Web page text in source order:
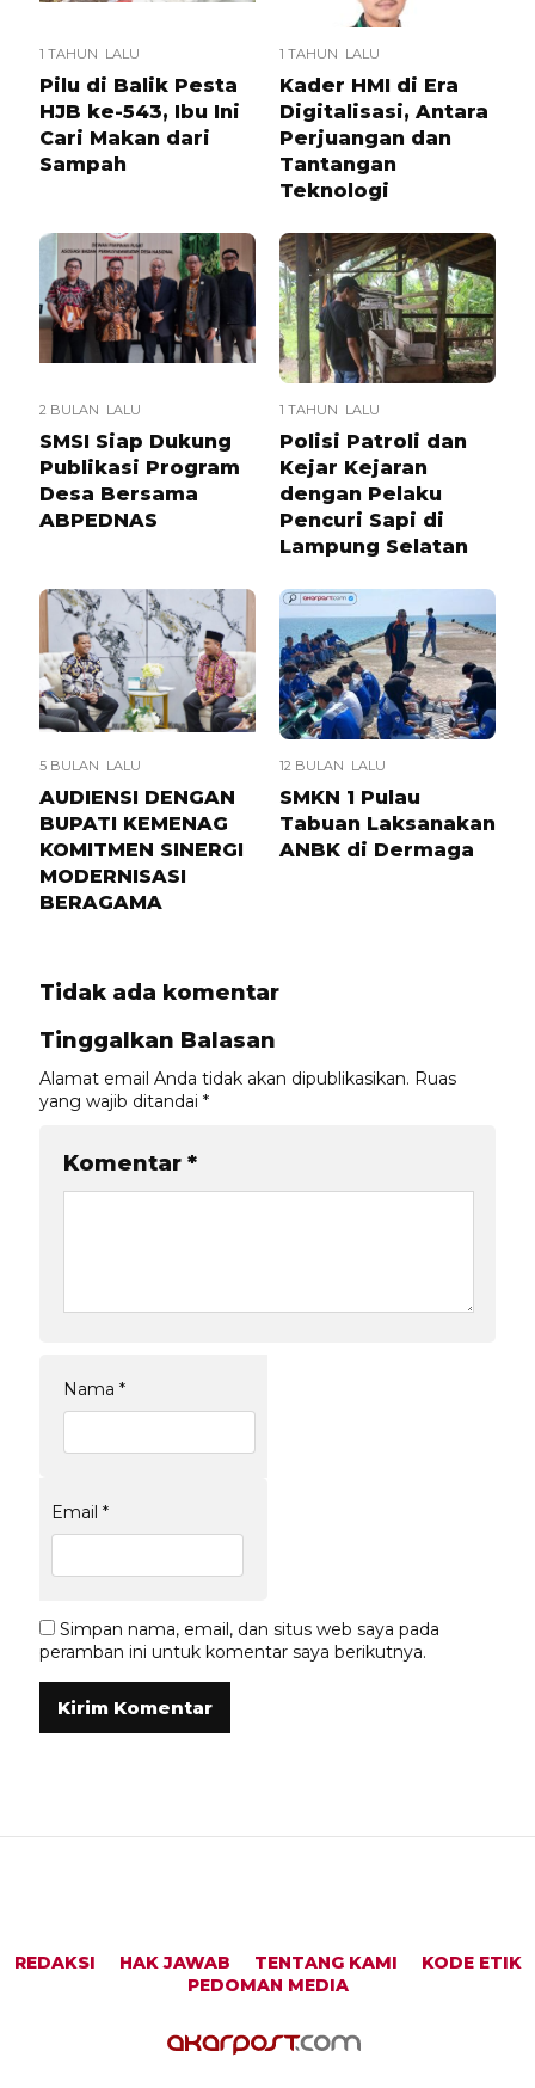
1 TAHUN LALU
Pilu di Balik Pesta
HJB ke-543, Ibu Ini
Cari Makan dari
Sampah
1 TAHUN LALU
Kader HMI di Era
Digitalisasi, Antara
Perjuangan dan
Tantangan
Teknologi
2 BULAN LALU
SMSI Siap Dukung
Publikasi Program
Desa Bersama
ABPEDNAS
1 TAHUN LALU
Polisi Patroli dan
Kejar Kejaran
dengan Pelaku
Pencuri Sapi di
Lampung Selatan
5 BULAN LALU
AUDIENSI DENGAN
BUPATI KEMENAG
KOMITMEN SINERGI
MODERNISASI
BERAGAMA
12 BULAN LALU
SMKN 1 Pulau
Tabuan Laksanakan
ANBK di Dermaga
Tidak ada komentar
Tinggalkan Balasan
Alamat email Anda tidak akan dipublikasikan. Ruas
yang wajib ditandai *
Komentar *
Nama *
Email *
Simpan nama, email, dan situs web saya pada
peramban ini untuk komentar saya berikutnya.
REDAKSI HAK JAWAB TENTANG KAMI
KODE ETIK
PEDOMAN MEDIA